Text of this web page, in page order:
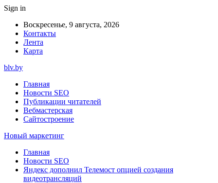
Sign in
Воскресенье, 9 августа, 2026
Контакты
Лента
Карта
blv.by
Главная
Новости SEO
Публикации читателей
Вебмастерская
Сайтостроение
Новый маркетинг
Главная
Новости SEO
Яндекс дополнил Телемост опцией создания
видеотрансляций